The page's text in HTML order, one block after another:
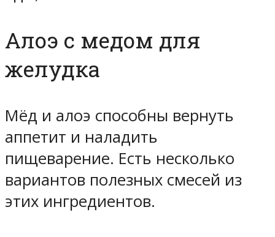
Алоэ с медом для
желудка
Мёд и алоэ способны вернуть
аппетит и наладить
пищеварение. Есть несколько
вариантов полезных смесей из
этих ингредиентов.